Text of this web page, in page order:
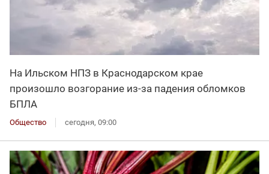
На Ильском НПЗ в Краснодарском крае
произошло возгорание из-за падения обломков
БПЛА
Общество сегодня, 09:00